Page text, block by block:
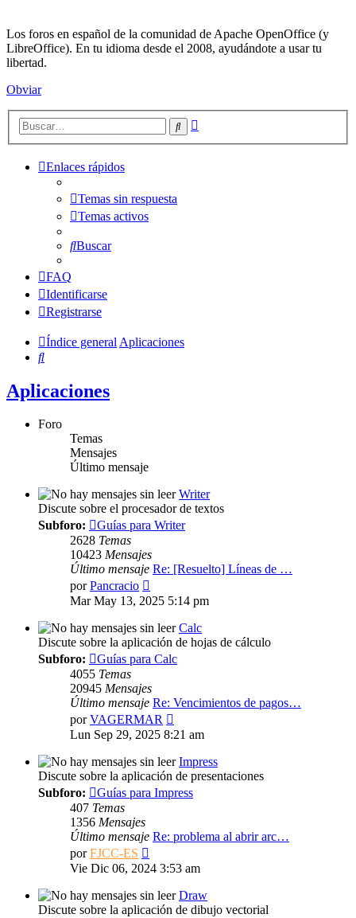
Los foros en español de la comunidad de Apache OpenOffice (y
LibreOffice). En tu idioma desde el 2008, ayudándote a usar tu
libertad.
Obviar
Buscar
Enlaces rápidos
Temas sin respuesta
Temas activos
Buscar
FAQ
Identificarse
Registrarse
Índice general Aplicaciones
Buscar
Aplicaciones
Foro
Temas
Mensajes
Último mensaje
Writer
Discute sobre el procesador de textos
Subforo:
Guías para Writer
2628 Temas
10423 Mensajes
Último mensaje Re: [Resuelto] Líneas de …
porPancracio
último
Mar May 13, 2025 5:14 pm
Calc
Discute sobre la aplicación de hojas de cálculo
Subforo:
Guías para Calc
4055 Temas
20945 Mensajes
Último mensaje Re: Vencimientos de pagos…
porVAGERMAR
último
Lun Sep 29, 2025 8:21 am
Impress
Discute sobre la aplicación de presentaciones
Subforo:
Guías para Impress
407 Temas
1356 Mensajes
Último mensaje Re: problema al abrir arc…
porFJCC-ES
último
Vie Dic 06, 2024 3:53 am
Draw
Discute sobre la aplicación de dibujo vectorial